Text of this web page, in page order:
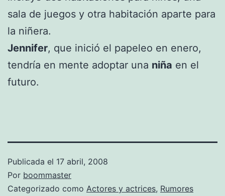
sala de juegos y otra habitación aparte para
la niñera.
Jennifer, que inició el papeleo en enero,
tendría en mente adoptar una niña en el
futuro.
Publicada el 17 abril, 2008
Por boommaster
Categorizado como Actores y actrices, Rumores